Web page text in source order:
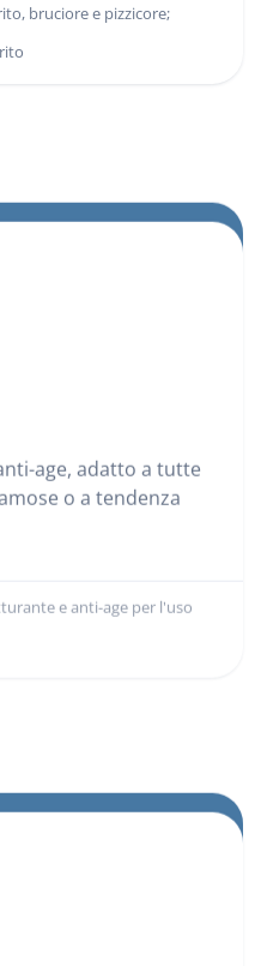
bruciore e pizzicore;
age, adatto a tutte
o a tendenza
e anti-age per l'uso